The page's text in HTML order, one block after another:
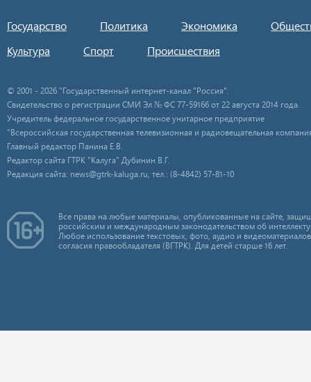
Государство Политика Экономика
Культура
Спорт Происшествия
© 2001 - 2026 "Государственный интернет-канал "Россия".
Свидетельство о регистрации СМИ Эл № ФС 77-59166 от 22 августа 2014 года.
Учредитель федеральное государственное унитарное предприятие
"Всероссийская государственная телевизионная и радиовещательная
Главный редактор Панина Е.В.
Редактор сайта ГТРК "Калуга" Дубинин В.Г.
Редакция сайта: news@gtrk-kaluga.ru, тел.: (8-4842) 57-81-10
Все права на любые материалы, опубликованные на сайте,
российским и международным законодательством об
Любое использование текстовых, фото, аудио и
согласия правообладателя (ВГТРК). Для детей старше 16 лет.